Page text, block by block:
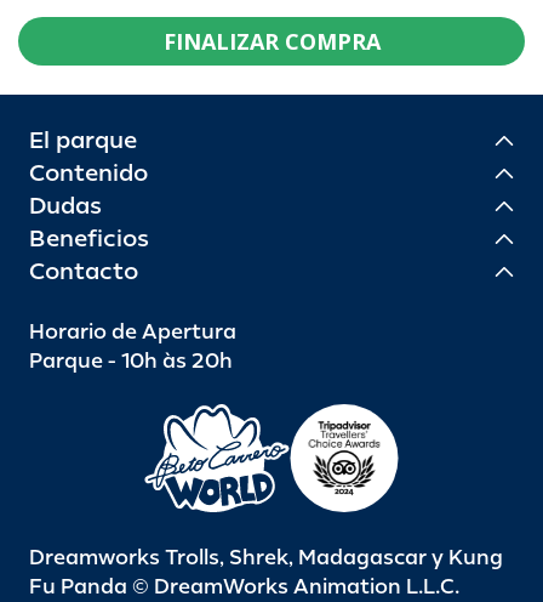
FINALIZAR COMPRA
El parque
Contenido
Dudas
Beneficios
Contacto
Horario de Apertura
Parque - 10h às 20h
Dreamworks Trolls, Shrek, Madagascar y Kung
Fu Panda © DreamWorks Animation L.L.C.